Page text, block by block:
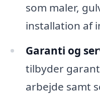
som maler,
installation af
Garanti og
tilbyder
arbejde samt